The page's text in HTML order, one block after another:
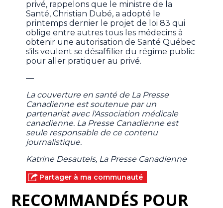
privé, rappelons que le ministre de la
Santé, Christian Dubé, a adopté le
printemps dernier le projet de loi 83 qui
oblige entre autres tous les médecins à
obtenir une autorisation de Santé Québec
s'ils veulent se désaffilier du régime public
pour aller pratiquer au privé.
—
La couverture en santé de La Presse
Canadienne est soutenue par un
partenariat avec l'Association médicale
canadienne. La Presse Canadienne est
seule responsable de ce contenu
journalistique.
Katrine Desautels, La Presse Canadienne
Partager à ma communauté
RECOMMANDÉS POUR